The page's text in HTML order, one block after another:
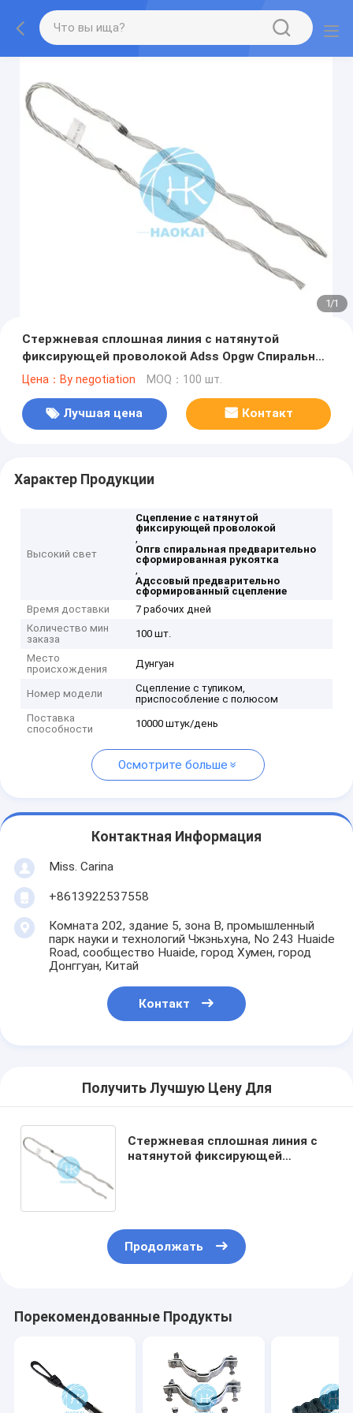
1/1
Стержневая сплошная линия с натянутой
фиксирующей проволокой Adss Opgw Спиральная
предварительно сформированная сцепка
Цена：By negotiation MOQ：100 шт.
Лучшая цена Контакт
Характер Продукции
Высокий свет
Сцепление с натянутой
фиксирующей проволокой
,
Опгв спиральная предварительно
сформированная рукоятка
,
Адссовый предварительно
сформированный сцепление
Время доставки
7 рабочих дней
Количество мин
заказа
100 шт.
Место
происхождения
Дунгуан
Номер модели
Сцепление с тупиком,
приспособление с полюсом
Поставка
способности
10000 штук/день
Осмотрите больше
Контактная Информация
Miss. Carina
+8613922537558
Комната 202, здание 5, зона B, промышленный
парк науки и технологий Чжэньхуна, No 243 Huaide
Road, сообщество Huaide, город Хумен, город
Донггуан, Китай
Контакт
Получить Лучшую Цену Для
Стержневая сплошная линия с
натянутой фиксирующей
Продолжать
Порекомендованные Продукты